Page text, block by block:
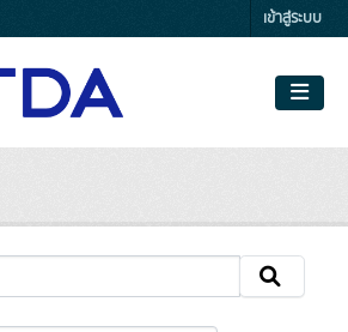
เข้าสู่ระบบ